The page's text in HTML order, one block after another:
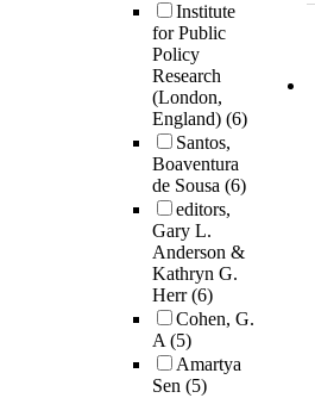
Institute
for Public
Policy
Research
(London,
England) (6)
Santos,
Boaventura
de Sousa (6)
editors,
Gary L.
Anderson &
Kathryn G.
Herr(6)
Cohen, G.
A(5)
Amartya
Sen (5)